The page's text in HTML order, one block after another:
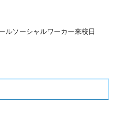
ルソーシャルワーカー来校日